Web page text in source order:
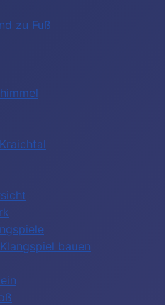
zu Fuß
bauen